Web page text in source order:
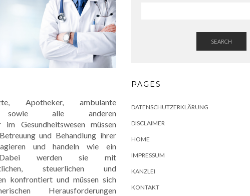
Apotheker, ambulante
sowie alle anderen
im Gesundheitswesen müssen
und Behandlung ihrer
und handeln wie ein
Dabei werden sie mit
steuerlichen und
konfrontiert und müssen sich
Herausforderungen
SEARCH
PAGES
DATENSCHUTZERKLÄRUNG
DISCLAIMER
HOME
IMPRESSUM
KANZLEI
KONTAKT